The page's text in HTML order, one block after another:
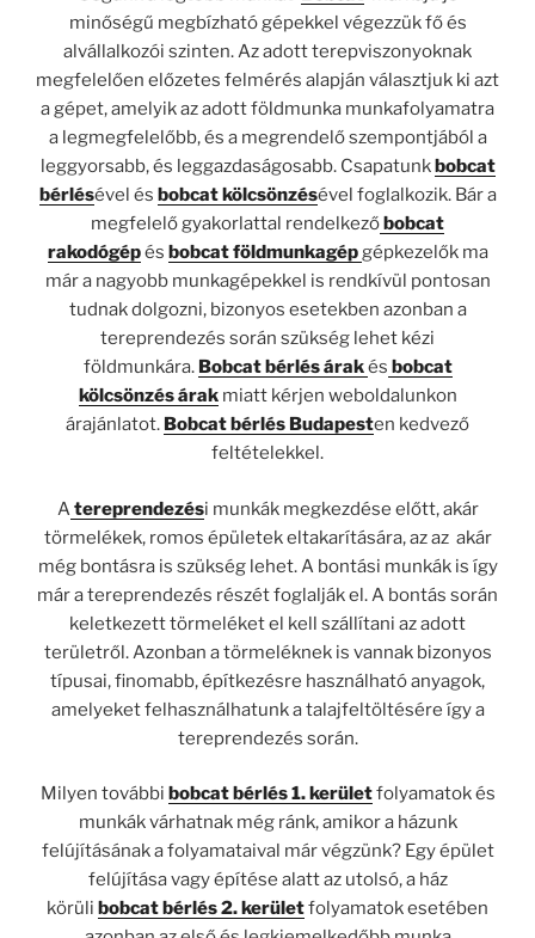
minőségű megbízható gépekkel végezzük fő és
alvállalkozói szinten. Az adott terepviszonyoknak
megfelelően előzetes felmérés alapján választjuk ki azt
a gépet, amelyik az adott földmunka munkafolyamatra
a legmegfelelőbb, és a megrendelő szempontjából a
leggyorsabb, és leggazdaságosabb. Csapatunkbobcat
bérlésével és bobcat kölcsönzésével foglalkozik. Bár a
megfelelő gyakorlattal rendelkezőbobcat
rakodógépés bobcat földmunkagépgépkezelők ma
már a nagyobb munkagépekkel is rendkívül pontosan
tudnak dolgozni, bizonyos esetekben azonban a
tereprendezés során szükség lehet kézi
földmunkára. Bobcat bérlés árakés bobcat
kölcsönzés árakmiatt kérjen weboldalunkon
árajánlatot. Bobcat bérlés Budapesten kedvező
feltételekkel.
Atereprendezési munkák megkezdése előtt, akár
törmelékek, romos épületek eltakarítására, az az akár
még bontásra is szükség lehet. A bontási munkák is így
már a tereprendezés részét foglalják el. A bontás során
keletkezett törmeléket el kell szállítani az adott
területről. Azonban a törmeléknek is vannak bizonyos
típusai, finomabb, építkezésre használható anyagok,
amelyeket felhasználhatunk a talajfeltöltésére így a
tereprendezés során.
Milyen további bobcat bérlés 1. kerületfolyamatok és
munkák várhatnak még ránk, amikor a házunk
felújításának a folyamataival már végzünk? Egy épület
felújítása vagy építése alatt az utolsó, a ház
körüli bobcat bérlés 2. kerületfolyamatok esetében